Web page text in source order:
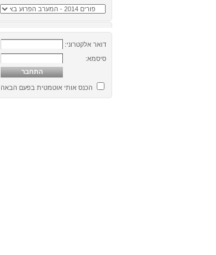
דואר אלקטרוני:
סיסמא:
הכנס אותי אוטמטית בפעם הבאה